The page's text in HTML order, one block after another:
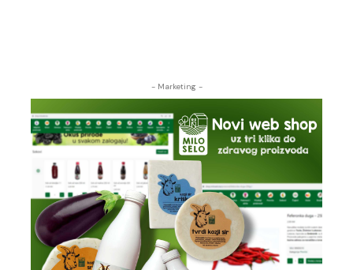
- Marketing -